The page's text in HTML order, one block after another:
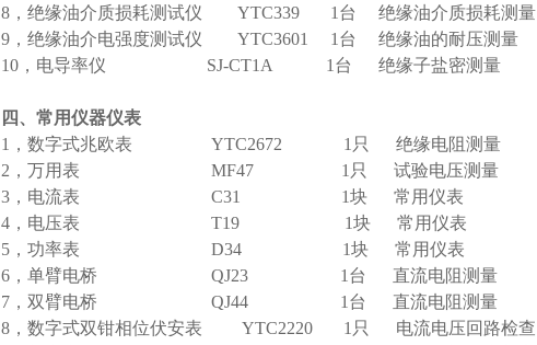
8，绝缘油介质损耗测试仪 YTC339 1台 绝缘油介质损耗测量
9，绝缘油介电强度测试仪 YTC3601 1台 绝缘油的耐压测量
10，电导率仪 SJ-CT1A 1台 绝缘子盐密测量
四、常用仪器仪表
1，数字式兆欧表 YTC2672 1只 绝缘电阻测量
2，万用表 MF47 1只 试验电压测量
3，电流表 C31 1块 常用仪表
4，电压表 T19 1块 常用仪表
5，功率表 D34 1块 常用仪表
6，单臂电桥 QJ23 1台 直流电阻测量
7，双臂电桥 QJ44 1台 直流电阻测量
8，数字式双钳相位伏安表 YTC2220 1只 电流电压回路检查